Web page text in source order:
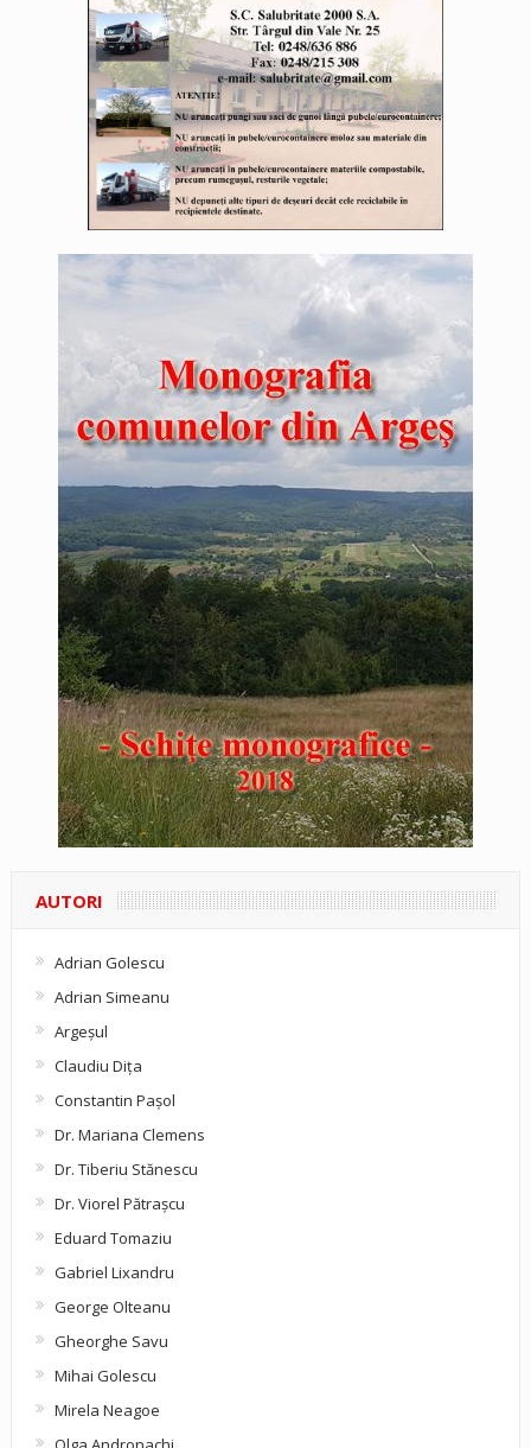
AUTORI
Adrian Golescu
Adrian Simeanu
Argeşul
Claudiu Diţa
Constantin Pașol
Dr. Mariana Clemens
Dr. Tiberiu Stănescu
Dr. Viorel Pătraşcu
Eduard Tomaziu
Gabriel Lixandru
George Olteanu
Gheorghe Savu
Mihai Golescu
Mirela Neagoe